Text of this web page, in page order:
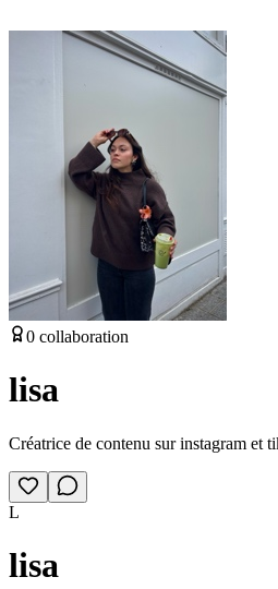
0 collaboration
lisa
Créatrice de contenu sur instagram et
L
lisa